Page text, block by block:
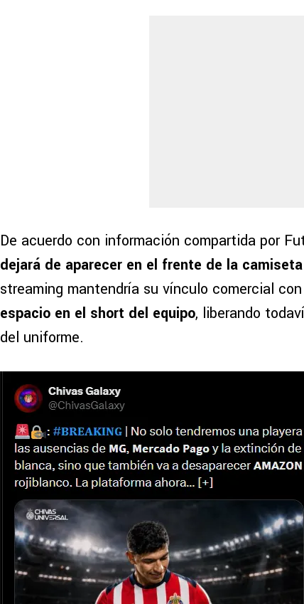
De acuerdo con información compartida por
dejará de aparecer en el frente de la
streaming mantendría su vínculo comercial
espacio en el short del equipo, liberando
del uniforme.